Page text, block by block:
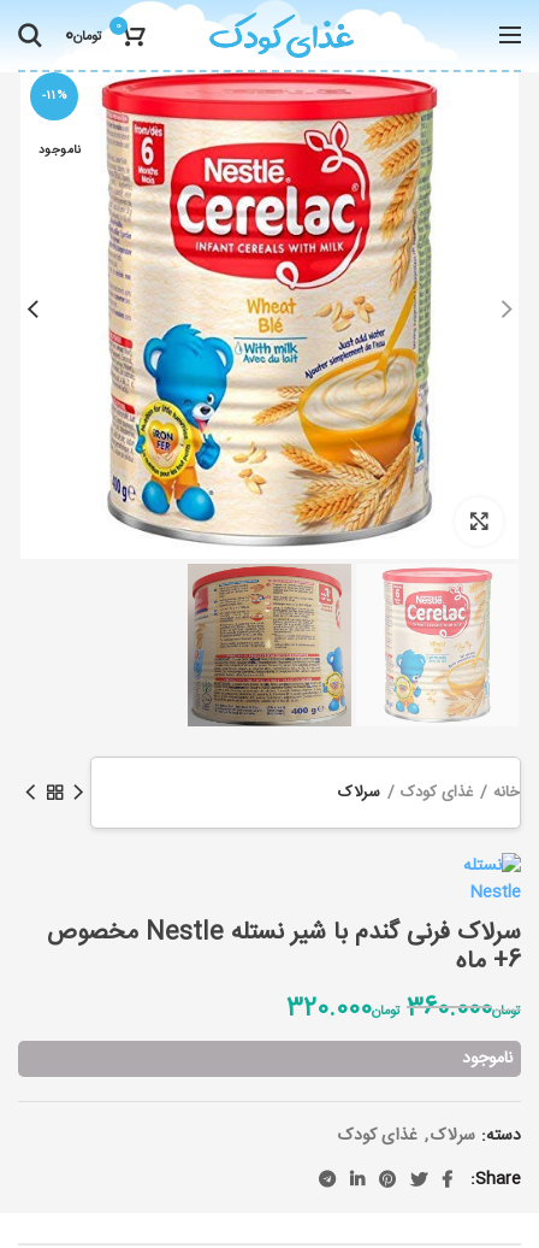
0 تومان0
-11%
ناموجود
Click to enlarge
خانه غذای کودک سرلاک
سرلاک فرنی گندم با شیر نستله Nestle مخصوص
6+ ماه
تومان360.000قیمت
اصلی
بود.
تومان320.000قیمت
فعلی
است.
ناموجود
دسته: سرلاک, غذای کودک
Share